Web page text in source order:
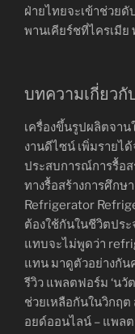
ฝ่ายไทยจะเข้าช่วยดั
พานเคียร์ชที่ไครเมีย
บทความเกี่ยวกั
เครื่องขึ้นรูปผลิตจา
งานดีไซน์ เพิ่มรายไ
ประสบการณ์การรื้อ
ทางรื้อสร้างการศึกษ
Refrigerator
ต้องใช้กันในชีวิตประ
แทบจะไม่พูดว่า
แทน มาดูตัวอย่างกัน
รีวิว แพลตฟอร์ม ‘นวั
ช่วยเหลือกันในวิกฤ
อยด์ออนไลน์ – แพล